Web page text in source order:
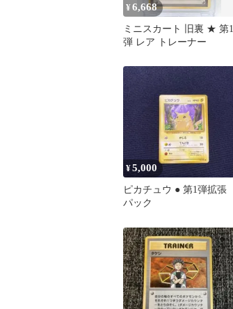
¥6,668
ミニスカート 旧裏 ★ 第1
弾 レア トレーナー
¥5,000
ピカチュウ ● 第1弾拡張
パック